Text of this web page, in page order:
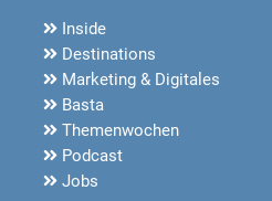
Inside
Destinations
Marketing & Digitales
Basta
Themenwochen
Podcast
Jobs